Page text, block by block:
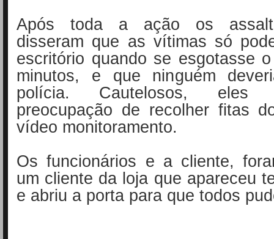
Após toda a ação os
disseram que as vítimas só
escritório quando se esgotasse
minutos, e que ninguém
polícia. Cautelosos,
preocupação de recolher fitas
vídeo monitoramento.
Os funcionários e a cliente,
um cliente da loja que apareceu
e abriu a porta para que todos